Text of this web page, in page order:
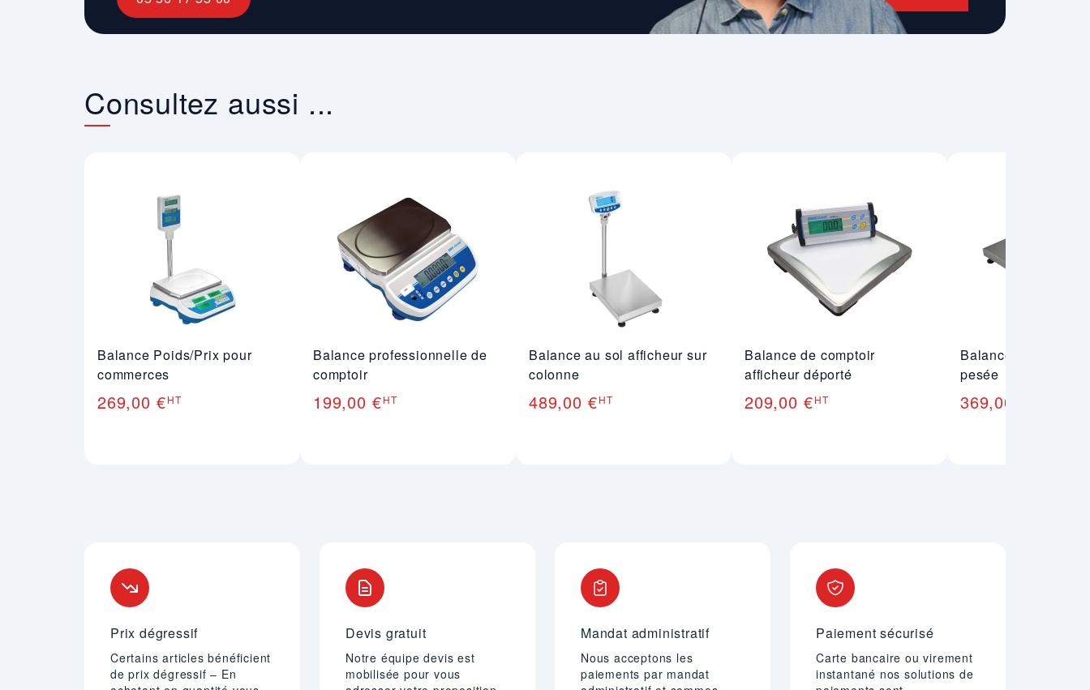
Consultez aussi ...
Balance Poids/Prix pour
commerces
269,00 €HT
Balance professionnelle de
comptoir
199,00 €HT
Balance au sol afficheur sur
colonne
489,00 €HT
Balance de comptoir
afficheur déporté
209,00 €HT
Balance
pesée
369,00 €
Prix dégressif
Certains articles bénéficient
de prix dégressif – En
Devis gratuit
Notre équipe devis est
mobilisée pour vous
Mandat administratif
Nous acceptons les
paiements par mandat
Paiement sécurisé
Carte bancaire ou virement
instantané nos solutions de